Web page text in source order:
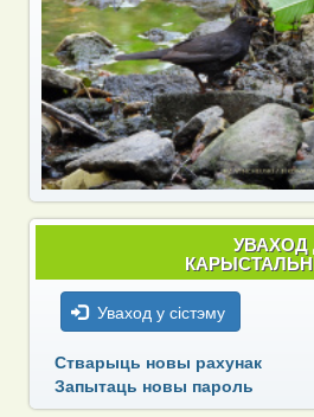
УВАХОД
Уваход у сістэму
Стварыць новы рахунак
Запытаць новы пароль